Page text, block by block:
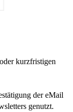
kurzfristigen
der eMail
genutzt.